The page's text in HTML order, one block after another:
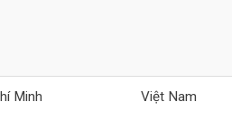
Minh Việt Nam